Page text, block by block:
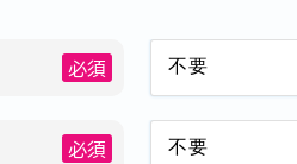
必須
必須